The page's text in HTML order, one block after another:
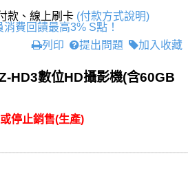
款、線上刷卡 (付款方式說明)
費回饋最高3% S點！
列印
提出問題 加入收藏
HD3數位HD攝影機(含60GB
停止銷售(生產)